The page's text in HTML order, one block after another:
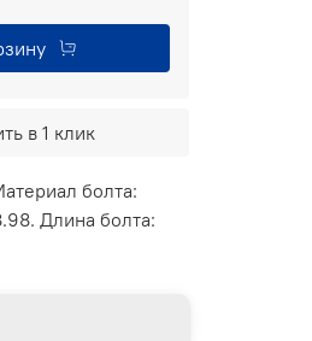
в 1 клик
болта:
Длина болта: